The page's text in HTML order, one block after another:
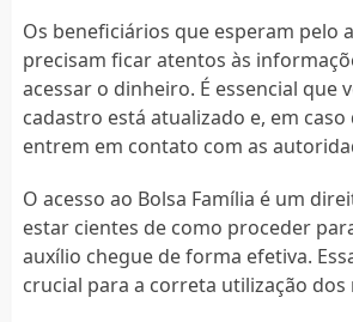
Os beneficiários que esperam pelo
precisam ficar atentos às
acessar o dinheiro. É essencial que
cadastro está atualizado e, em caso
entrem em contato com as
O acesso ao Bolsa Família é um
estar cientes de como proceder
auxílio chegue de forma efetiva.
crucial para a correta utilização dos